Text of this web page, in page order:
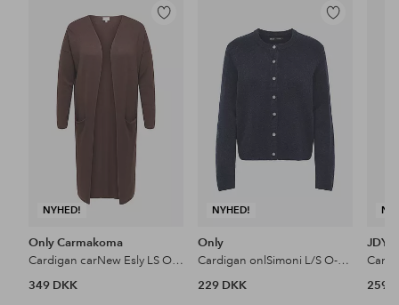
NYHED!
Tilføj
favoritter
Only Carmakoma
Cardigan carNew Esly LS Open Long Cardigan
349 DKK
NYHED!
Tilføj
favoritter
Only
Cardigan onlSimoni L/S O-neck Knt N
229 DKK
JDY
259